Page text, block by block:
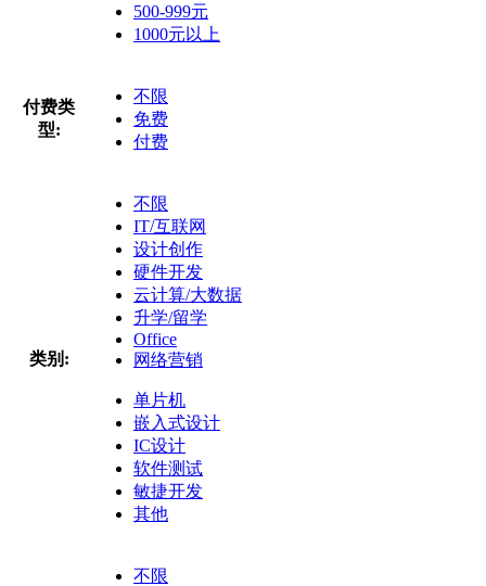
500-999元
1000元以上
付费类
型:
不限
免费
付费
类别:
不限
IT/互联网
设计创作
硬件开发
云计算/大数据
升学/留学
Office
网络营销
单片机
嵌入式设计
IC设计
软件测试
敏捷开发
其他
不限